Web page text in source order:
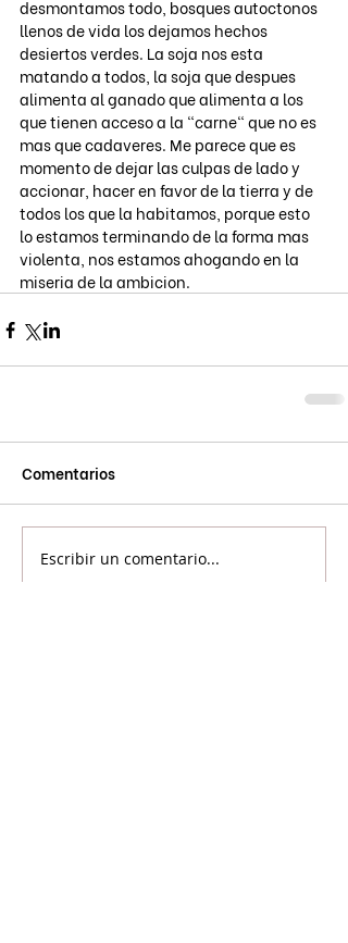
desmontamos todo, bosques autoctonos
llenos de vida los dejamos hechos
desiertos verdes. La soja nos esta
matando a todos, la soja que despues
alimenta al ganado que alimenta a los
que tienen acceso a la "carne" que no es
mas que cadaveres. Me parece que es
momento de dejar las culpas de lado y
accionar, hacer en favor de la tierra y de
todos los que la habitamos, porque esto
lo estamos terminando de la forma mas
violenta, nos estamos ahogando en la
miseria de la ambicion.
Comentarios
Escribir un comentario...